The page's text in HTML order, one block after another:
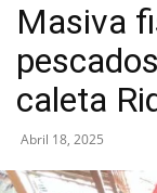
Masiva
caleta
Abril 18, 2025